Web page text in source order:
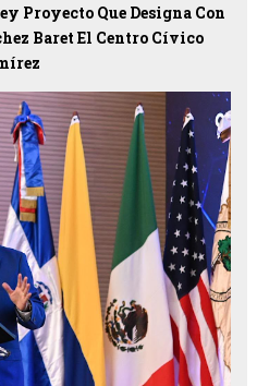
Proyecto Que Designa Con
Baret El Centro Cívico